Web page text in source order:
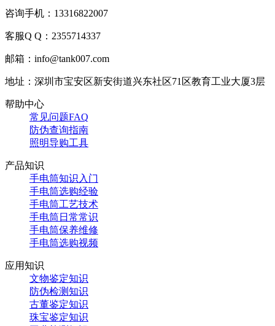
咨询手机：13316822007
客服Q Q：2355714337
邮箱：info@tank007.com
地址：深圳市宝安区新安街道兴东社区71区教育工业大厦3层
帮助中心
常见问题FAQ
防伪查询指南
照明导购工具
产品知识
手电筒知识入门
手电筒选购经验
手电筒工艺技术
手电筒日常常识
手电筒保养维修
手电筒选购视频
应用知识
文物鉴定知识
防伪检测知识
古董鉴定知识
珠宝鉴定知识